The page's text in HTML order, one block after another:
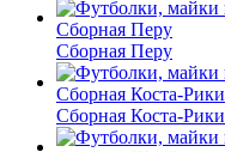
Сборная Перу
Сборная Коста-Рики